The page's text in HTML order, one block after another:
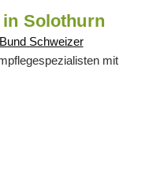
Solothurn
Bund Schweizer
mit